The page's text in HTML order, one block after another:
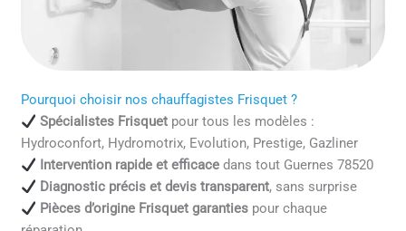
Pourquoi choisir nos chauffagistes Frisquet ?
Spécialistes Frisquetpour tous les modèles :
Hydroconfort, Hydromotrix, Evolution, Prestige, Gazliner
Intervention rapide et efficacedans tout Guernes 78520
Diagnostic précis et devis transparent, sans surprise
Pièces d’origine Frisquet garantiespour chaque